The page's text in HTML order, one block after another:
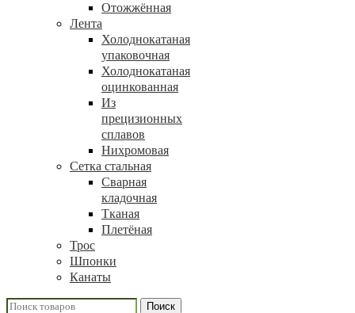
Отожжённая
Лента
Холоднокатаная
упаковочная
Холоднокатаная
оцинкованная
Из
прецизионных
сплавов
Нихромовая
Сетка стальная
Сварная
кладочная
Тканая
Плетёная
Трос
Шпонки
Канаты
Поиск